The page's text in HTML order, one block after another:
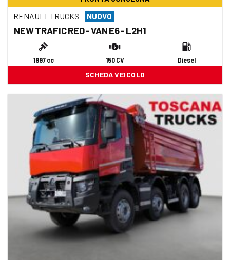
RENAULT TRUCKS NUOVO
NEW TRAFIC RED - VAN E6 - L2H1
1997 cc 150 CV Diesel
SCHEDA VEICOLO